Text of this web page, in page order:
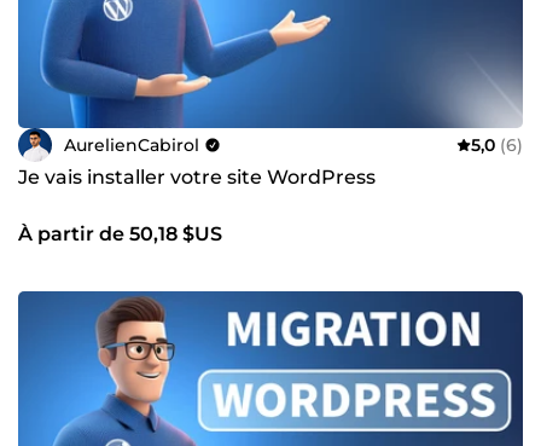
n’est pas seulement de créer un site ou résoudre un
problème technique : c’est de transformer vos idées en
résultats concrets. Merci d’avoir pris le temps de découvrir
mon profil. 🙏 Au plaisir d’échanger avec vous et de donner
vie à vos projets. À bientôt, Aurélien ☀️
AurelienCabirol 5,0 (6)
Je vais installer votre site WordPress
À partir de 50,18 $US